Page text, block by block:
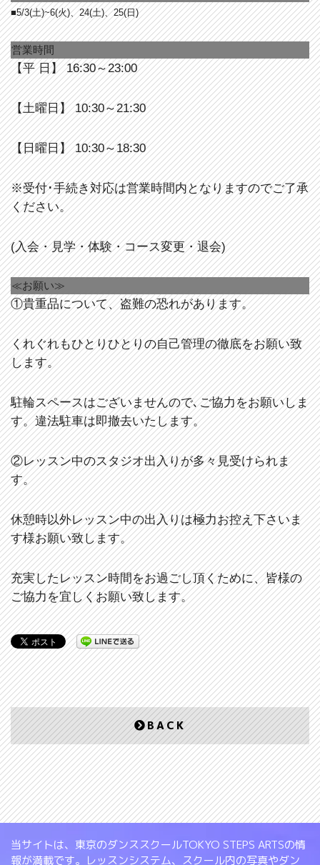
■5/3(土)~6(火)、24(土)、25(日)
営業時間
【平 日】 16:30～23:00
【土曜日】 10:30～21:30
【日曜日】 10:30～18:30
※受付･手続き対応は営業時間内となりますのでご了承
ください。
(入会・見学・体験・コース変更・退会)
≪お願い≫
①貴重品について、盗難の恐れがあります。
くれぐれもひとりひとりの自己管理の徹底をお願い致
します。
駐輪スペースはございませんので､ご協力をお願いしま
す。違法駐車は即撤去いたします。
②レッスン中のスタジオ出入りが多々見受けられま
す。
休憩時以外レッスン中の出入りは極力お控え下さいま
す様お願い致します。
充実したレッスン時間をお過ごし頂くために、皆様の
ご協力を宜しくお願い致します。
BACK
当サイトは、東京のダンススクールTOKYO STEPS ARTSの情
報が満載です。レッスンシステム、スクール内の写真やダン